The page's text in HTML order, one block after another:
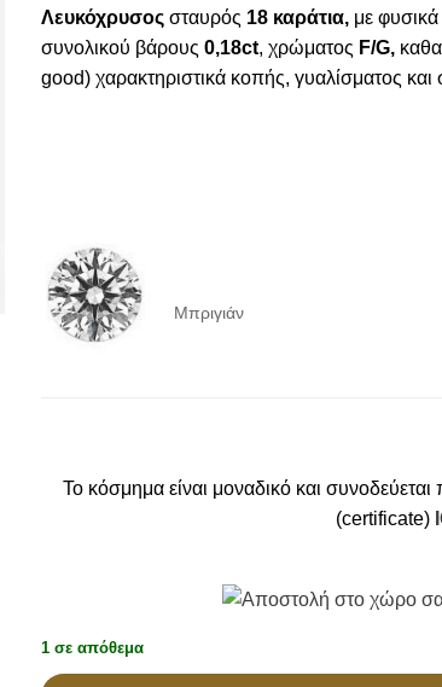
Λευκόχρυσος σταυρός 18 καράτια, με
συνολικού βάρους 0,18ct, χρώματος F/G,
good) χαρακτηριστικά κοπής, γυαλίσματος και
Μπριγιάν
To κόσμημα είναι μοναδικό και
(certificate)
1 σε απόθεμα